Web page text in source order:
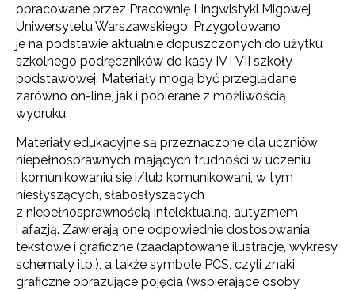
opracowane przez Pracownię Lingwistyki Migowej
Uniwersytetu Warszawskiego. Przygotowano
je na podstawie aktualnie dopuszczonych do użytku
szkolnego podręczników do kasy IV i VII szkoły
podstawowej. Materiały mogą być przeglądane
zarówno on-line, jak i pobierane z możliwością
wydruku.
Materiały edukacyjne są przeznaczone dla uczniów
niepełnosprawnych mających trudności w uczeniu
i komunikowaniu się i/lub komunikowani, w tym
niesłyszących, słabosłyszących
z niepełnosprawnością intelektualną, autyzmem
i afazją. Zawierają one odpowiednie dostosowania
tekstowe i graficzne (zaadaptowane ilustracje, wykresy,
schematy itp.), a także symbole PCS, czyli znaki
graficzne obrazujące pojęcia (wspierające osoby